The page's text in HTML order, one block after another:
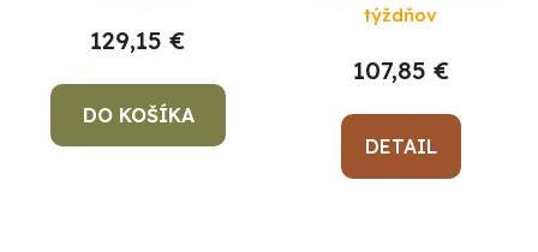
129,15 €
DO KOŠÍKA
týždňov
107,85 €
DETAIL